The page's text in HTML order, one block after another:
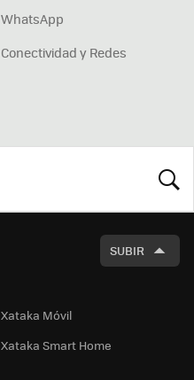
WhatsApp
Conectividad y Redes
SUBIR
Xataka Móvil
Xataka Smart Home